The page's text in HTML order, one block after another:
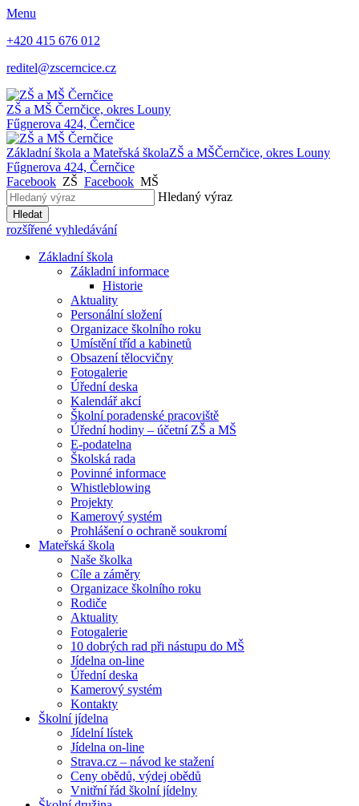
Menu
+420 415 676 012
reditel@zscerncice.cz
ZŠ a MŠ Černčice, okres Louny
Fűgnerova 424, Černčice
Základní škola a Mateřská školaZŠ a MŠČernčice, okres Louny
Fűgnerova 424, Černčice
Facebook ZŠ Facebook MŠ
Hledaný výraz
Hledat
rozšířené vyhledávání
Základní škola
Základní informace
Historie
Aktuality
Personální složení
Organizace školního roku
Umístění tříd a kabinetů
Obsazení tělocvičny
Fotogalerie
Úřední deska
Kalendář akcí
Školní poradenské pracoviště
Úřední hodiny – účetní ZŠ a MŠ
E-podatelna
Školská rada
Povinné informace
Whistleblowing
Projekty
Kamerový systém
Prohlášení o ochraně soukromí
Mateřská škola
Naše školka
Cíle a záměry
Organizace školního roku
Rodiče
Aktuality
Fotogalerie
10 dobrých rad při nástupu do MŠ
Jídelna on-line
Úřední deska
Kamerový systém
Kontakty
Školní jídelna
Jídelní lístek
Jídelna on-line
Strava.cz – návod ke stažení
Ceny obědů, výdej obědů
Vnitřní řád školní jídelny